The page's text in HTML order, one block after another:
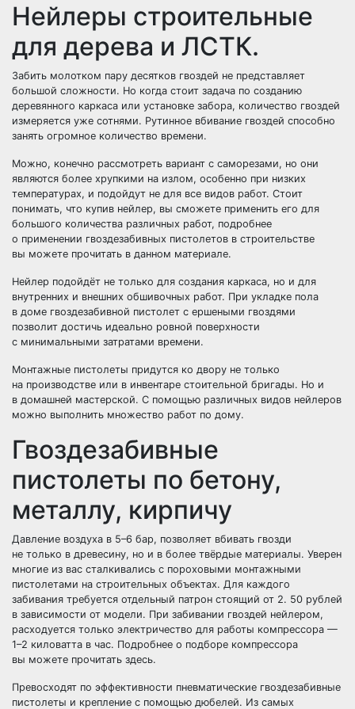
Нейлеры строительные
для дерева и ЛСТК.
Забить молотком пару десятков гвоздей не представляет
большой сложности. Но когда стоит задача по созданию
деревянного каркаса или установке забора, количество гвоздей
измеряется уже сотнями. Рутинное вбивание гвоздей способно
занять огромное количество времени.
Можно, конечно рассмотреть вариант с саморезами, но они
являются более хрупкими на излом, особенно при низких
температурах, и подойдут не для все видов работ. Стоит
понимать, что купив нейлер, вы сможете применить его для
большого количества различных работ, подробнее
о применении гвоздезабивных пистолетов в строительстве
вы можете прочитать в данном материале.
Нейлер подойдёт не только для создания каркаса, но и для
внутренних и внешних обшивочных работ. При укладке пола
в доме гвоздезабивной пистолет с ершеными гвоздями
позволит достичь идеально ровной поверхности
с минимальными затратами времени.
Монтажные пистолеты придутся ко двору не только
на производстве или в инвентаре стоительной бригады. Но и
в домашней мастерской. С помощью различных видов нейлеров
можно выполнить множество работ по дому.
Гвоздезабивные
пистолеты по бетону,
металлу, кирпичу
Давление воздуха в 5–6 бар, позволяет вбивать гвозди
не только в древесину, но и в более твёрдые материалы. Уверен
многие из вас сталкивались с пороховыми монтажными
пистолетами на строительных объектах. Для каждого
забивания требуется отдельный патрон стоящий от 2. 50 рублей
в зависимости от модели. При забивании гвоздей нейлером,
расходуется только электричество для работы компрессора —
1–2 киловатта в час. Подробнее о подборе компрессора
вы можете прочитать здесь.
Превосходят по эффективности пневматические гвоздезабивные
пистолеты и крепление с помощью дюбелей. Из самых